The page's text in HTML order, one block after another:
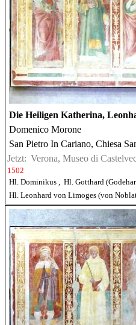
Die Heiligen Katherina,
Domenico Morone
San Pietro In Cariano, Chiesa
Jetzt: Verona, Museo di
1502
Hl. Dominikus , Hl. Gotthard
Hl. Leonhard von Limoges (von